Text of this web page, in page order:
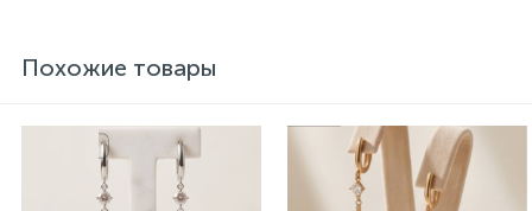
ювелирному украшению прилагаются бирка с
сайте могут незначительно отличаться от
реальных из-за особенностей цветопередачи
экрана
Похожие товары